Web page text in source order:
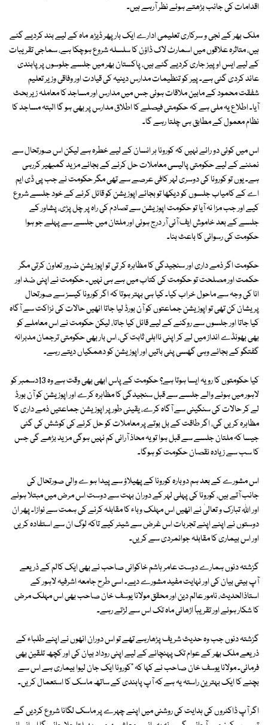
اقدامات کی جانب بڑھتے ہوئے نظر آرہے ہیں۔
ملک بھر کے نجی و سرکاری تعلیمی ادارے ایک بار پھر ڈیڑھ ماہ کے لیے بند کردیے گئے
ہیں، متاثرہ علاقوں میں اسمارٹ لاک ڈاؤن کا سلسلہ شروع ہوچکا ہے، سماجی تقریبات
کے لیے ایس او پیز جاری کردیے گئے ہیں، پاکستان بھر میں جلسے جلوسوں پر پابندی
عائد کردی گئی ہے۔ پیر کو تنظیمات مدارس دینیہ کی قیادت اور وفاقی وزیر تعلیم
شفقت محمود کے مابین ملاقات ہوئی جس میں مدارس اور مساجد کا معاملہ زیر بحث
آیا۔ اطلاع یہ ملی ہے کہ حکومتی فیصلے کا اطلاق مدارس پر بھی ہو گا البتہ مساجد کا
نظام معمول کے مطابق ہی چلتا رہے گا۔
اس میں کوئی دو رائے نہیں کہ کورونا ہر انسان کے لیے خطرہ ہے لیکن اس صورتحال سے
نمٹنے کے لیے حکومتی پالیسی معاملات حل کرنے کے بجائے مزید گمبھیر کررہی
ہے۔ یوں تو کورونا کی دوسری لہر کافی عرصے سے تھی مگر حکومت نے جب پی ڈی ایم
اے کے کامیاب جلسوں کو دیکھا تو بجائے اپوزیشن کو قائل کرنے کے خود جلسے شروع
کیے اور جب مزا نہ آیا تو حکومت اپوزیشن سے تصادم کی راہ پر چل پڑی، پشاور کے
جلسے کے بعد خاموش ایف آئی آر درج ہوئی اور ملتان میں جلسے سے پہلے جو ہوا
حکومت کی رسوائی کا باعث بنا۔
حکومت اگر ذمے داری اور سنجیدگی کا مظاہرہ کر تی تو اپوزیشن ضرور تعاون کرتی مگر
حکمت اور مصلحت تو حکومت کی کتاب میں ہے ہی نہیں۔ حکومت نے اپنی ضد اور
انا کی وجہ سے ماحول خراب کیا۔ کیا ہی بہتر ہوتا کہ اگر کورونا کیسز سے صورتحال
پریشان کن تھی تو اپوزیشن جماعتوں کو آن بورڈ لیا جاتا انھیں حالات کی نزاکت سے آگاہ
کیا جاتا اور جلسوں سے روکنے کے لیے قائل کیا جاتا، لیکن حکومت نے اس معاملے کو
بھی بھونڈے انداز میں لے کر اپنی نااہلی ثابت کی، اس بار بھی حکومتی ترجمان مدبرانہ
گفتگو کے بجائے وہی گھسی پٹی باتیں اور اپوزیشن کو دھمکیاں دیتے رہے۔
کیا حکومتوں کا رویہ ایسا ہوتا ہے؟ حکومت کے پاس ابھی بھی وقت ہے وہ 13دسمبر کو
لاہور میں ہونے والے جلسے سے قبل سنجیدگی کا مظاہرہ کرے اور اپوزیشن کو آن بورڈ
لے کر حالات کی سنگینی سے آگاہ کرے، یقینی طور پر اپوزیشن جماعتیں ذمے داری کا
مظاہرہ کریں گی، اگر طاقت کے بل بوتے پر معاملات کو حل کرنے کی کوشش کی گئی
جیسا کہ ملتان جلسے سے قبل ہوا تو یہ محاذ آرائی کم نہیں ہوگی مزید بڑھے گی جس
کا سب سے زیادہ نقصان حکومت کو ہوگا۔
اس مشورے کے بعد ہم دوبارہ کورونا کے پھیلاؤ سے پیدا ہو ے والی صورتحال کی
جانب آتے ہیں، کورونا کی پہلی لہر کے دوران بہت سے دوست اس مرض میں مبتلا ہوئے
اور اللہ تبارک و تعالیٰ نے انھیں اس مہلک وباء کا مقابلہ کرنے کی ہمت سے نوازا۔ پھر ان
دوستوں نے اپنے اپنے تجربات اس غرض سے شیئر کیے تاکہ لوگ ان سے استفادہ کریں
اور اس بیماری کا مقابلہ جوانمردی سے کریں۔
گزشتہ دنوں ہمارے دوست عامر ہاشم خاکوانی صاحب نے بھی ایک کالم کے ذریعے
آپ بیتی بیان کی اور نہایت مفید مشورے دیے۔ اسی طرح جامعہ اشرفیہ لاہور کے
استاذالحدیث، نامور عالم دین اور محقق مولانا یوسف خان صاحب بھی اس مہلک مرض
کا شکار ہوئے اور تقریباً اڑھائی ماہ تک اس سے لڑتے رہے۔
گزشتہ دنوں جب وہ حدیث شریف پڑھارہے تھے تو اس دوران انھوں نے اپنے طلباء کے
ذریعے ملک بھر کے عوام تک پہنچانے کے لیے اپنی روداد بیان کی اور کچھ تلقین بھی
فرمائی۔ مولانا یوسف خان صاحب نے کہا کہ "کورونا ایک جان لیوا بیماری ہے اس سے
بچنے کا ایک بہترین راستہ یہ ہے کہ آپ پابندی کے ساتھ ماسک کا استعمال کریں۔
اگر آپ ڈاکٹروں کی ہدایت کی روشنی میں اپنے چہرے پر ماسک لگانا شروع کردیں گے